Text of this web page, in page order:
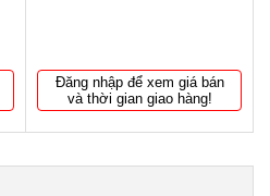
Đăng nhập để xem giá bán
và thời gian giao hàng!